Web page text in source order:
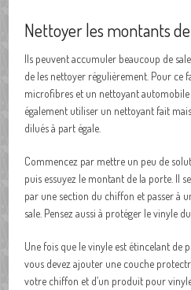
Nettoyer les montants
Ils peuvent accumuler beaucoup de
de les nettoyer régulièrement. Pour ce
microfibres et un nettoyant automobile
également utiliser un nettoyant fait
dilués à part égale.
Commencez par mettre un peu de
puis essuyez le montant de la porte. Il
par une section du chiffon et passer à
sale. Pensez aussi à protéger le vinyle
Une fois que le vinyle est étincelant de
vous devez ajouter une couche
votre chiffon et d’un produit pour